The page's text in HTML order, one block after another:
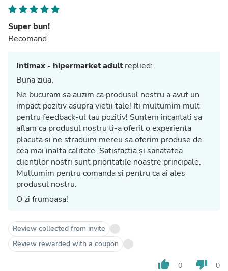
Super bun!
Recomand
Intimax - hipermarket adultreplied:
Buna ziua,
Ne bucuram sa auzim ca produsul nostru a avut un
impact pozitiv asupra vietii tale! Iti multumim mult
pentru feedback-ul tau pozitiv! Suntem incantati sa
aflam ca produsul nostru ti-a oferit o experienta
placuta si ne straduim mereu sa oferim produse de
cea mai inalta calitate. Satisfactia și sanatatea
clientilor nostri sunt prioritatile noastre principale.
Multumim pentru comanda si pentru ca ai ales
produsul nostru.
O zi frumoasa!
Review collected from invite
Review rewarded with a coupon
thumb_up 0 thumb_down 0